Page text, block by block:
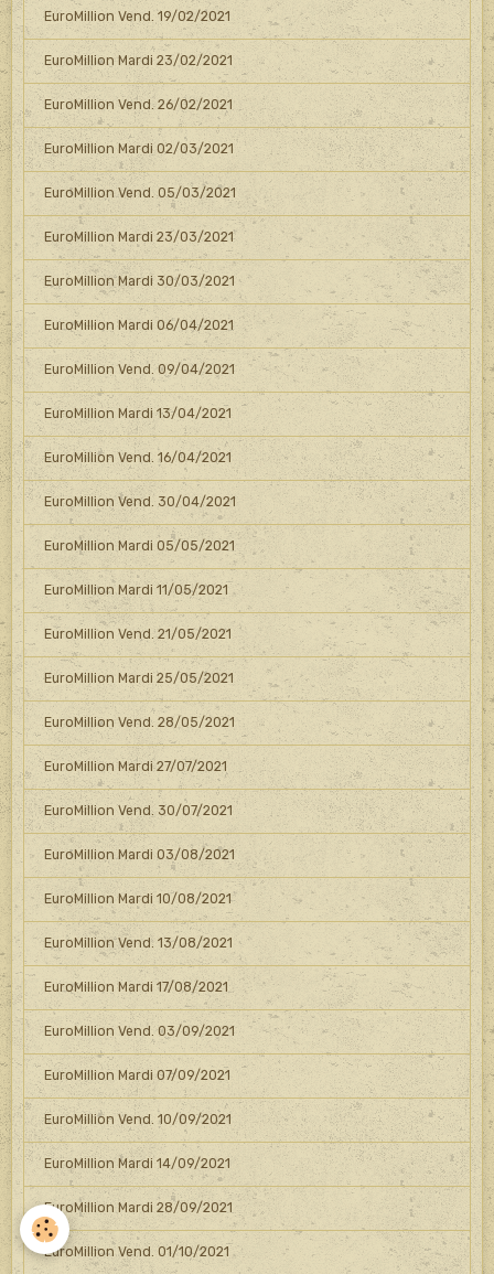
EuroMillion Vend. 19/02/2021
EuroMillion Mardi 23/02/2021
EuroMillion Vend. 26/02/2021
EuroMillion Mardi 02/03/2021
EuroMillion Vend. 05/03/2021
EuroMillion Mardi 23/03/2021
EuroMillion Mardi 30/03/2021
EuroMillion Mardi 06/04/2021
EuroMillion Vend. 09/04/2021
EuroMillion Mardi 13/04/2021
EuroMillion Vend. 16/04/2021
EuroMillion Vend. 30/04/2021
EuroMillion Mardi 05/05/2021
EuroMillion Mardi 11/05/2021
EuroMillion Vend. 21/05/2021
EuroMillion Mardi 25/05/2021
EuroMillion Vend. 28/05/2021
EuroMillion Mardi 27/07/2021
EuroMillion Vend. 30/07/2021
EuroMillion Mardi 03/08/2021
EuroMillion Mardi 10/08/2021
EuroMillion Vend. 13/08/2021
EuroMillion Mardi 17/08/2021
EuroMillion Vend. 03/09/2021
EuroMillion Mardi 07/09/2021
EuroMillion Vend. 10/09/2021
EuroMillion Mardi 14/09/2021
EuroMillion Mardi 28/09/2021
EuroMillion Vend. 01/10/2021